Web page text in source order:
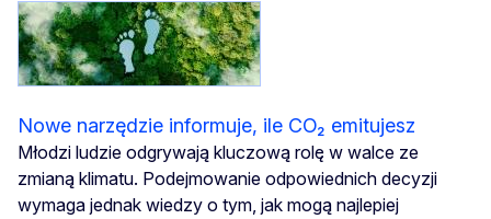
Nowe narzędzie informuje, ile CO₂ emitujesz
Młodzi ludzie odgrywają kluczową rolę w walce ze
zmianą klimatu. Podejmowanie odpowiednich decyzji
wymaga jednak wiedzy o tym, jak mogą najlepiej